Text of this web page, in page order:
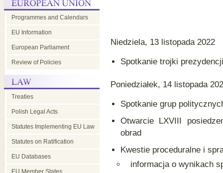
Programmes and Calendars
EU Information
European Parliament
Review of Policies
Treaties
Polish Legal Acts
Statutes Implementing EU Law
Statutes on Ratification
EU Databases
EU Member States
Niedziela, 13 listopada 2022
Spotkanie trojki
Poniedziałek, 14 listopada
Spotkanie grup
Otwarcie LXVIII
obrad
Kwestie proceduralne i
informacja o wynikach